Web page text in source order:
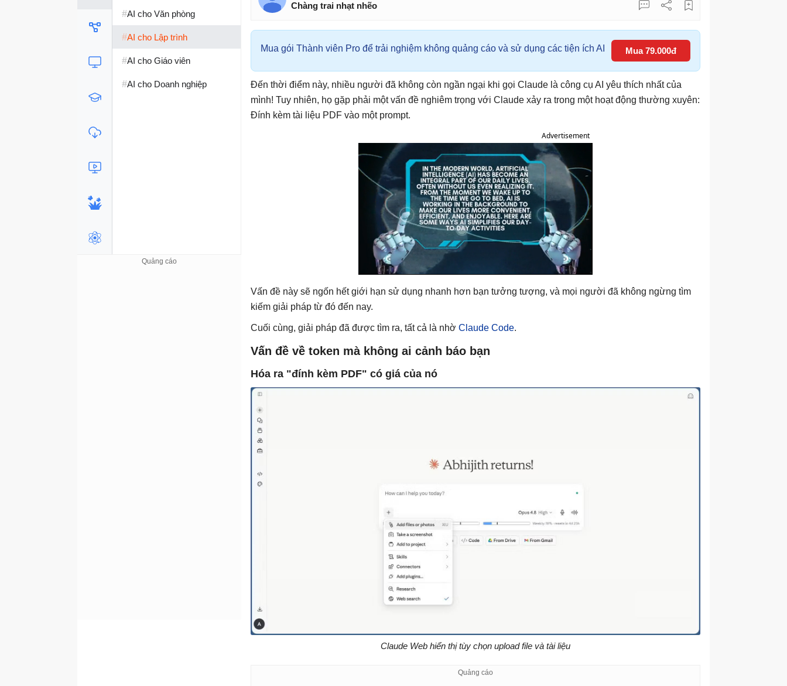
Chàng trai nhạt nhẽo
Mua gói Thành viên Pro để trải nghiệm không quảng cáo và sử dụng các tiện ích AI Mua 79.000đ
Đến thời điểm này, nhiều người đã không còn ngần ngại khi gọi Claude là công cụ AI yêu thích nhất của
mình! Tuy nhiên, họ gặp phải một vấn đề nghiêm trọng với Claude xảy ra trong một hoạt động thường xuyên:
Đính kèm tài liệu PDF vào một prompt.
Advertisement
Vấn đề này sẽ ngốn hết giới hạn sử dụng nhanh hơn bạn tưởng tượng, và mọi người đã không ngừng tìm
kiếm giải pháp từ đó đến nay.
Cuối cùng, giải pháp đã được tìm ra, tất cả là nhờ Claude Code.
Vấn đề về token mà không ai cảnh báo bạn
Hóa ra "đính kèm PDF" có giá của nó
Claude Web hiển thị tùy chọn upload file và tài liệu
#AI cho Văn phòng
#AI cho Lập trình
#AI cho Giáo viên
#AI cho Doanh nghiệp